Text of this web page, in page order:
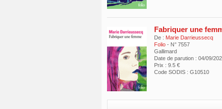
Fabriquer une
De : Marie Darrieussecq
Folio - N° 7557
Gallimard
Date de parution : 04/09/
Prix : 9.5 €
Code SODIS : G10510